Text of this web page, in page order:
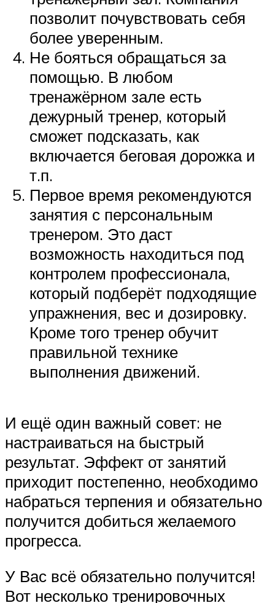
позволит почувствовать себя
более уверенным.
Не бояться обращаться за
помощью. В любом
тренажёрном зале есть
дежурный тренер, который
сможет подсказать, как
включается беговая дорожка и
т.п.
Первое время рекомендуются
занятия с персональным
тренером. Это даст
возможность находиться под
контролем профессионала,
который подберёт подходящие
упражнения, вес и дозировку.
Кроме того тренер обучит
правильной технике
выполнения движений.
И ещё один важный совет: не
настраиваться на быстрый
результат. Эффект от занятий
приходит постепенно, необходимо
набраться терпения и обязательно
получится добиться желаемого
прогресса.
У Вас всё обязательно получится!
Вот несколько тренировочных